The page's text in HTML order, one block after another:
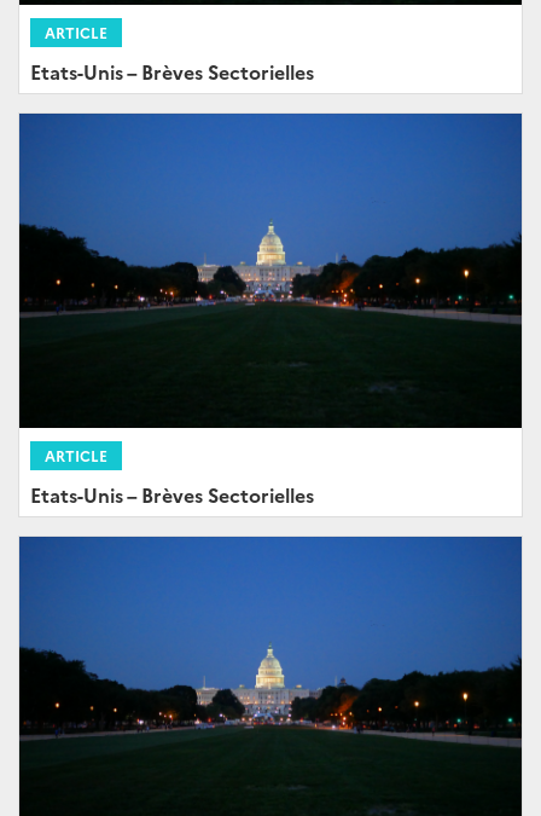
ARTICLE
Etats-Unis – Brèves Sectorielles
ARTICLE
Etats-Unis – Brèves Sectorielles